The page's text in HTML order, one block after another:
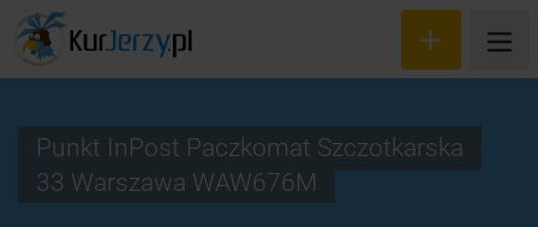
Punkt InPost Paczkomat Szczotkarska
33 Warszawa WAW676M